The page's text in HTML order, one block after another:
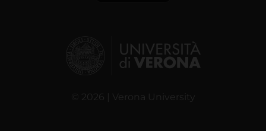
© 2026 | Verona University